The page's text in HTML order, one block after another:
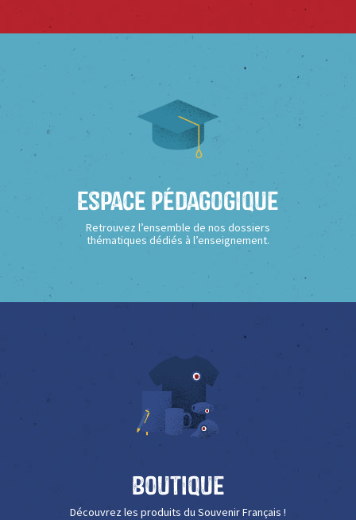
Espace Pédagogique
Retrouvez l’ensemble de nos dossiers
thématiques dédiés à l’enseignement.
Boutique
Découvrez les produits du Souvenir Français !